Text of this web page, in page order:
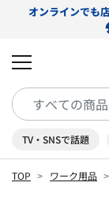
オンラインでも
TV・SNSで話題
TOP ワーク用品